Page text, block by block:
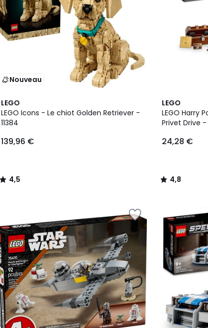
Nouveau
LEGO
LEGO Icons - Le chiot Golden Retriever -
11384
139,96 €
4,5
/ 5
4,5
/
LEGO
LEGO Harry
Privet Drive
24,28 €
4,8
/ 5
4,8
/